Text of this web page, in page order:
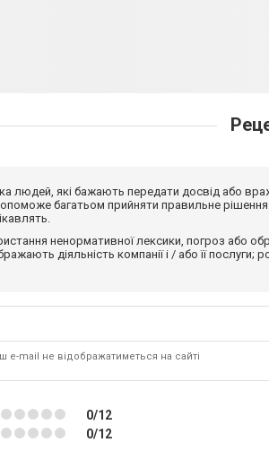
людей, які бажають передати досвід або
багатьом прийняти правильне
ненормативної лексики, погроз або
діяльність компанії і / або її
e-mail не відображатиметься на сайті
0/12
0/12